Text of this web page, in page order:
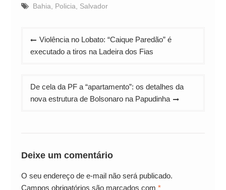
Bahia Policia Salvador
Navegação
de
Violência no Lobato: “Caique Paredão” é
executado a tiros na Ladeira dos Fias
De cela da PF a “apartamento”: os detalhes da
nova estrutura de Bolsonaro na Papudinha
Deixe um comentário
O seu endereço de e-mail não será publicado.
Campos obrigatórios são marcados com *